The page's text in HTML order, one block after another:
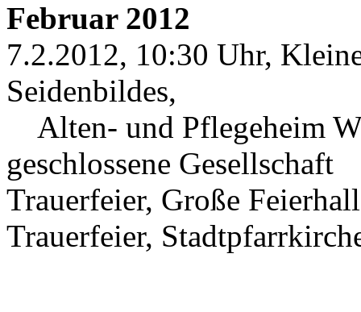
Februar 2012
7.2.2012, 10:30 Uhr,
Seidenbildes,
Alten- und Pflegeheim
geschlossene Gesellschaft
Trauerfeier, Große
Trauerfeier,